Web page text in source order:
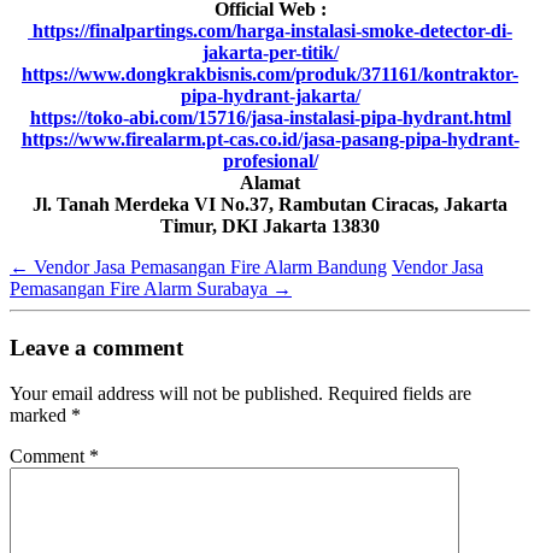
Official Web :
https://finalpartings.com/harga-instalasi-smoke-detector-di-
jakarta-per-titik/
https://www.dongkrakbisnis.com/produk/371161/kontraktor-
pipa-hydrant-jakarta/
https://toko-abi.com/15716/jasa-instalasi-pipa-hydrant.html
https://www.firealarm.pt-cas.co.id/jasa-pasang-pipa-hydrant-
profesional/
Alamat
Jl. Tanah Merdeka VI No.37, Rambutan Ciracas, Jakarta
Timur, DKI Jakarta 13830
← Vendor Jasa Pemasangan Fire Alarm Bandung Vendor Jasa
Pemasangan Fire Alarm Surabaya →
Leave a comment
Your email address will not be published. Required fields are
marked *
Comment *